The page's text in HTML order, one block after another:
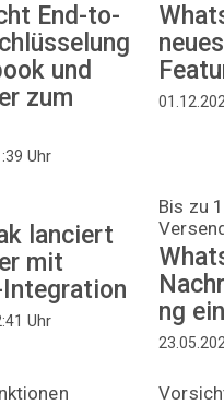
End-to-
und
zum
Uhr
lanciert
mit
Integration
Uhr
Bis zu
ng ein